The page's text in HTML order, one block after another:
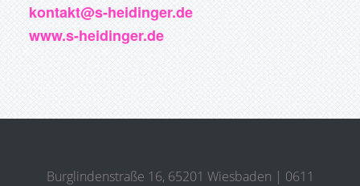
kontakt@s-heidinger.de
www.s-heidinger.de
Burglindenstraße 16, 65201 Wiesbaden | 0611